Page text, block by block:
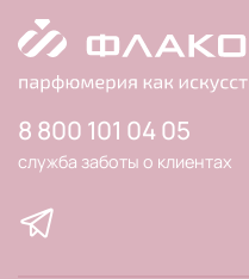
8 800 101 04 05
служба заботы о клиентах